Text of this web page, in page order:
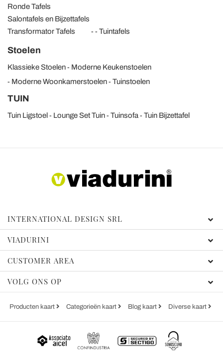
Ronde Tafels
Salontafels en Bijzettafels
Transformator Tafels
Tuintafels
Stoelen
Klassieke Stoelen
Moderne Keukenstoelen
Moderne Woonkamerstoelen
Tuinstoelen
TUIN
Tuin Ligstoel Lounge Set Tuin Tuinsofa Tuin Bijzettafel
INTERNATIONAL DESIGN SRL
VIADURINI
CUSTOMER AREA
VOLG ONS OP
Producten kaart Categorieën kaart Blog kaart Diverse kaart